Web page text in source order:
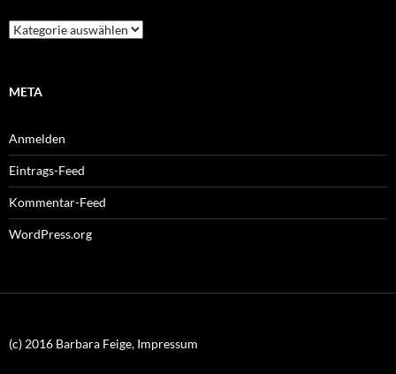
Kategorien
META
Anmelden
Eintrags-Feed
Kommentar-Feed
WordPress.org
(c) 2016 Barbara Feige, Impressum